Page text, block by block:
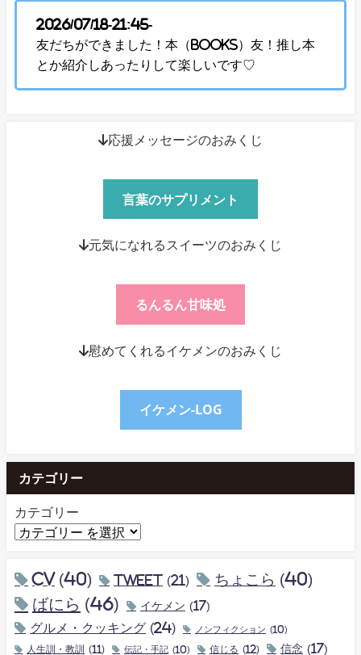
2026/07/18-21:45-
友だちができました！本（Books）友！推し本
とか紹介しあったりして楽しいです♡
↓応援メッセージのおみくじ
言葉のサプリメント
↓元気になれるスイーツのおみくじ
るんるん甘味処
↓慰めてくれるイケメンのおみくじ
イケメン-LOG
カテゴリー
カテゴリー
CV (40) tweet (21) ちょこら (40)
ばにら (46) イケメン (17)
グルメ・クッキング (24) ノンフィクション (10)
人生訓・教訓 (11) 伝記・手記 (10) 信じる (12) 信念 (17)